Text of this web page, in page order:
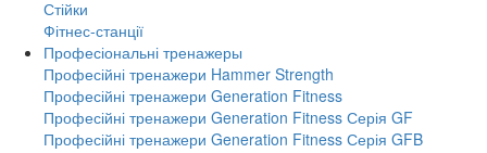
Стійки
Фітнес-станції
Професіональні тренажеры
Професійні тренажери Hammer Strength
Професійні тренажери Generation Fitness
Професійні тренажери Generation Fitness Серія GF
Професійні тренажери Generation Fitness Серія GFB